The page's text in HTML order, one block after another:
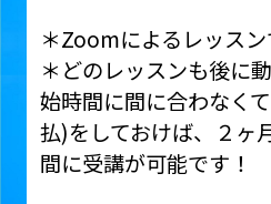
＊Zoomによるレッスン
＊どのレッスンも後に
始時間に間に合わなく
払)をしておけば、２ヶ
間に受講が可能です！